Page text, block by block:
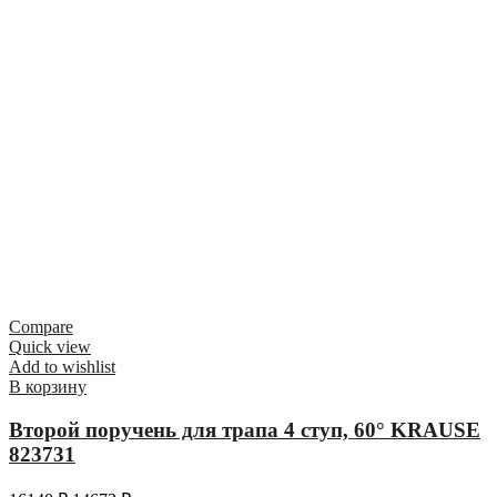
Compare
Quick view
Add to wishlist
В корзину
Второй поручень для трапа 4 ступ, 60° KRAUSE
823731